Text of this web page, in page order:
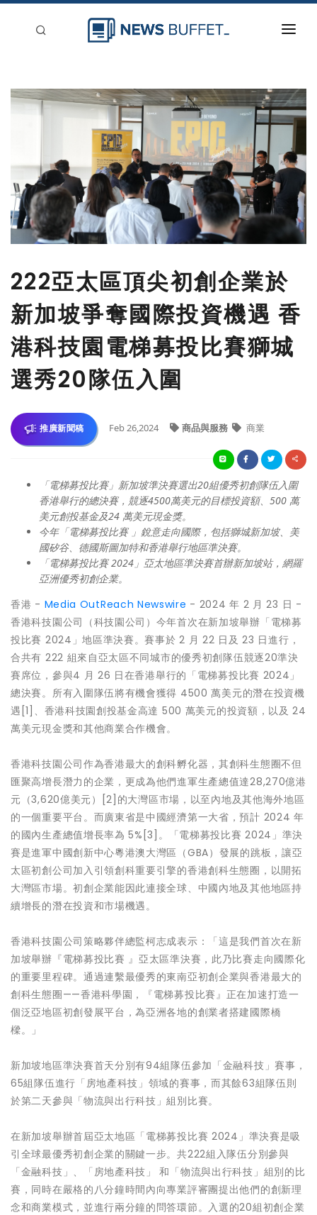
新聞稿分類
222亞太區頂尖初創企業於
新加坡爭奪國際投資機遇 香
港科技園電梯募投比賽獅城
選秀20隊伍入圍
推廣新聞稿 Feb 26,2024 商品與服務 商業
「電梯募投比賽」新加坡準決賽選出20組優秀初創隊伍入圍
香港舉行的總決賽，競逐4500萬美元的目標投資額、 500 萬
美元創投基金及24 萬美元現金獎。
今年「電梯募投比賽 」銳意走向國際，包括獅城新加坡、美
國矽谷、德國斯圖加特和香港舉行地區準決賽。
「電梯募投比賽2024 」亞太地區準決賽首辦新加坡站，網羅
亞洲優秀初創企業。
香港 - Media OutReach Newswire - 2024 年 2 月 23 日 -
香港科技園公司（科技園公司）今年首次在新加坡舉辦「電梯募
投比賽 2024」地區準決賽。賽事於 2 月 22 日及 23 日進行，
合共有 222 組來自亞太區不同城市的優秀初創隊伍競逐20準決
賽席位，參與4 月 26 日在香港舉行的「電梯募投比賽 2024」
總決賽。所有入圍隊伍將有機會獲得 4500 萬美元的潛在投資機
遇[1]、香港科技園創投基金高達 500 萬美元的投資額，以及 24
萬美元現金獎和其他商業合作機會。
香港科技園公司作為香港最大的創科孵化器，其創科生態圈不但
匯聚高增長潛力的企業，更成為他們進軍生產總值達28,270億港
元（3,620億美元）[2]的大灣區市場，以至內地及其他海外地區
的一個重要平台。而廣東省是中國經濟第一大省，預計 2024 年
的國內生產總值增長率為 5%[3]。「電梯募投比賽 2024」準決
賽是進軍中國創新中心粵港澳大灣區（GBA）發展的跳板，讓亞
太區初創公司加入引領創科重要引擎的香港創科生態圈，以開拓
大灣區市場。初創企業能因此連接全球、中國內地及其他地區持
續增長的潛在投資和市場機遇。
香港科技園公司策略夥伴總監柯志成表示：「這是我們首次在新
加坡舉辦『電梯募投比賽 』亞太區準決賽，此乃比賽走向國際化
的重要里程碑。通過連繫最優秀的東南亞初創企業與香港最大的
創科生態圈——香港科學園，『電梯募投比賽』正在加速打造一
個泛亞地區初創發展平台，為亞洲各地的創業者搭建國際橋
樑。」
新加坡地區準決賽首天分別有94組隊伍參加「金融科技」賽事，
65組隊伍進行「房地產科技」領域的賽事，而其餘63組隊伍則
於第二天參與「物流與出行科技」組別比賽。
在新加坡舉辦首屆亞太地區「電梯募投比賽 2024」準決賽是吸
引全球最優秀初創企業的關鍵一步。共222組入隊伍分別參與
「金融科技」、「房地產科技」 和「物流與出行科技」組別的比
賽，同時在嚴格的八分鐘時間內向專業評審團提出他們的創新理
念和商業模式，並進行兩分鐘的問答環節。入選的20組初創企業